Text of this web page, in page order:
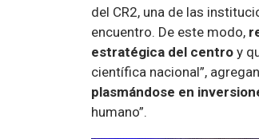
del CR2, una de las
encuentro. De este modo,
estratégica del centro y
científica nacional”,
plasmándose en
humano”.